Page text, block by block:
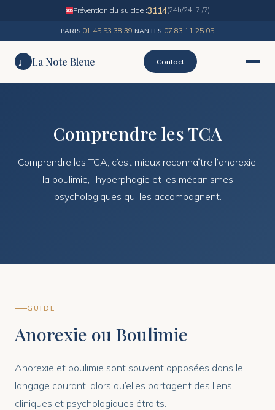
Prévention du suicide :3114(24h/24, 7j/7)
PARIS 01 45 53 38 39·NANTES 07 83 11 25 05
♩ La Note Bleue Contact
Comprendre les TCA
Comprendre les TCA, c’est mieux reconnaître l’anorexie,
la boulimie, l’hyperphagie et les mécanismes
psychologiques qui les accompagnent.
GUIDE
Anorexie ou Boulimie
Anorexie et boulimie sont souvent opposées dans le
langage courant, alors qu’elles partagent des liens
cliniques et psychologiques étroits.